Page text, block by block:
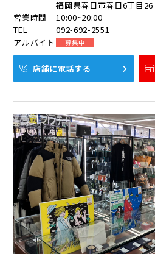
福岡県春日市春日6丁目26
営業時間
10:00~20:00
TEL
092-692-2551
アルバイト
募集中
店舗に電話する